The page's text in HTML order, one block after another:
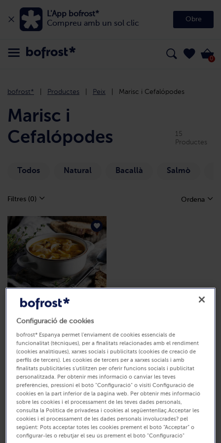
L'App bofrost*
Compreu amb un sol clic
Obre
0
bofrost* Productes Peix Marisc i Cefalópodes
Marisc i
Cefalópodes
15
Productes
Todos Natural Bacallà Salmò
Filtres (0) Ordena
Preparat per a sopa de
marisc i peix
500 g (Preu per Kg 19.98 €)
9,99 €
Cod. 8581
Pàgina 2 de 2
Compra marisc i cefalòpodes congelats a
domicili
Descobreix la nostra àmplia selecció de marisc i cefalòpodes
congelats d'alta qualitat, preparats per gaudir a casa amb
només un clic. A bofrost* t'ho posem fàcil: oferim productes del
mar ultracongelats queconserven totes les seves propietats
Configuració de cookies
bofrost* Espanya permet l'enviament de cookies essencials de
funcionalitat (tècniques), per a finalitats relacionades amb el rendiment
(cookies analítiques), xarxes socials i publicitats (cookies de creació de
perfils de tercers). Les cookies de tercers per a xarxes socials i amb
finalitats publicitàries s'utilitzen per oferir funcions socials i publicitat
personalitzada. Per obtenir més informació o canviar les teves
preferències, pressioni el botó "Configuració" o visiti Configuració de
cookies en la part inferior de la pàgina web. Per obtenir més informació
sobre les cookies i el processament de les teves dades personals,
consulta la Política de privadesa i cookies al següentenllaç.Acceptar les
cookies i el processament de les dades personals involucrades? pel
següent: Pots acceptar totes les cookies prement el botó “Acceptar” o
configurar-les o rebutjar el seu ús prement el botó "Configuració"